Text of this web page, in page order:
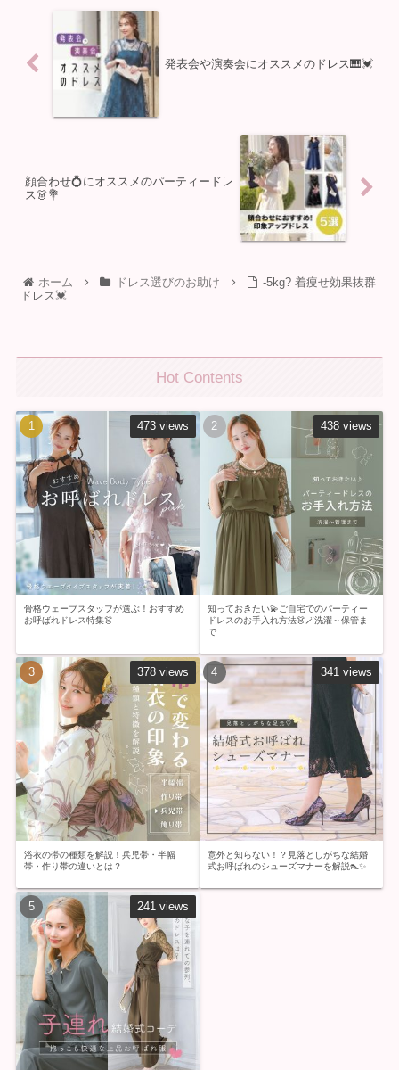
発表会や演奏会にオススメのドレス🎹💓
顔合わせ💍にオススメのパーティードレ
ス👗💐
ホーム ドレス選びのお助け
-5kg? 着痩せ効果抜群
ドレス💓
Hot Contents
骨格ウェーブスタッフが選ぶ！おすすめ
お呼ばれドレス特集👗
473 views
知っておきたい💫ご自宅でのパーティー
ドレスのお手入れ方法👗🪄洗濯～保管ま
で
438 views
浴衣の帯の種類を解説！兵児帯・半幅
帯・作り帯の違いとは？
378 views
意外と知らない！？見落としがちな結婚
式お呼ばれのシューズマナーを解説👠✨
341 views
241 views